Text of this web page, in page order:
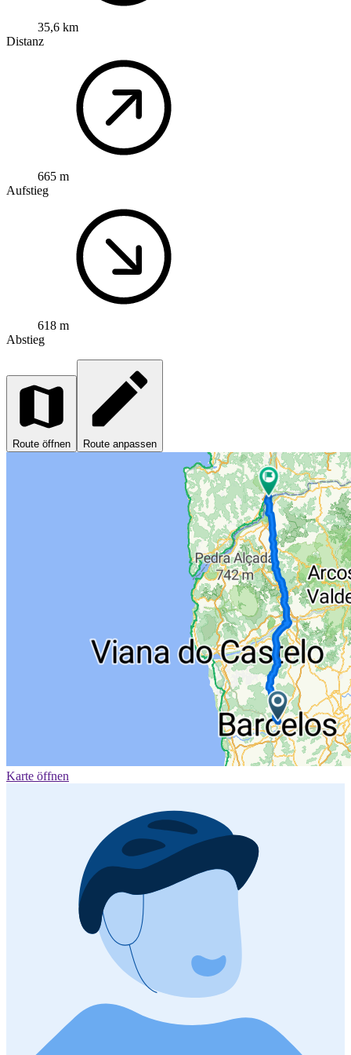
35,6 km
Distanz
665 m
Aufstieg
618 m
Abstieg
Route öffnen Route anpassen
Karte öffnen